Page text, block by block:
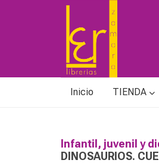
Inicio TIENDA
Infantil, juvenil y
DINOSAURIOS.